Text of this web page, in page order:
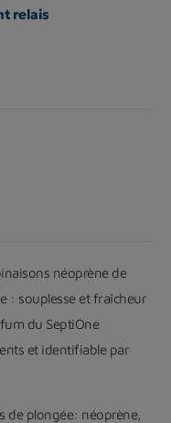
relais
néoprène de
: souplesse et fraîcheur
du SeptiOne
et identifiable par
de plongée: néoprène,